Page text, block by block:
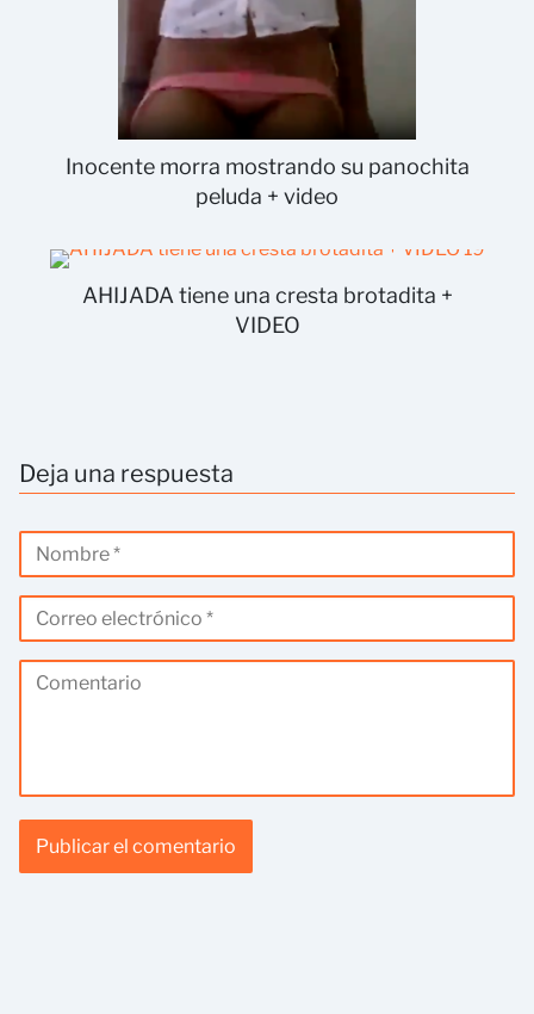
Inocente morra mostrando su panochita
peluda + video
AHIJADA tiene una cresta brotadita +
VIDEO
Deja una respuesta